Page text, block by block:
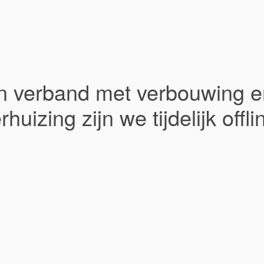
verband met verbouwing
zijn we tijdelijk